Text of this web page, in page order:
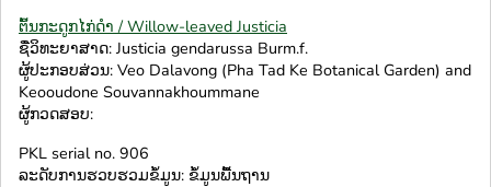
ຕົ້ນກະດູກໄກ່ດຳ / Willow-leaved Justicia
ຊື່ວິທະຍາສາດ: Justicia gendarussa Burm.f.
ຜູ້ປະກອບສ່ວນ: Veo Dalavong (Pha Tad Ke Botanical Garden) and
Keooudone Souvannakhoummane
ຜູ້ກວດສອບ:
PKL serial no. 906
ລະດັບການຮວບຮວມຂໍ້ມູນ: ຂໍ້ມູນພື້ນຖານ